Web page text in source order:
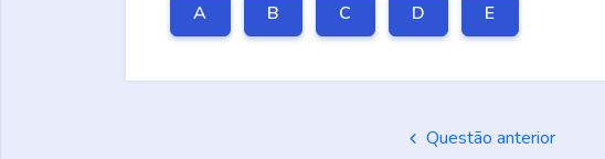
A B C D E
Questão anterior